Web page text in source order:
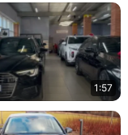
1:57